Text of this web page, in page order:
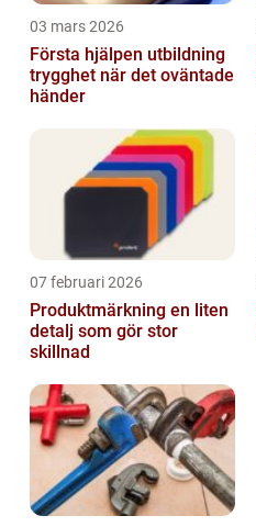
03 mars 2026
Första hjälpen utbildning
trygghet när det oväntade
händer
07 februari 2026
Produktmärkning en liten
detalj som gör stor
skillnad